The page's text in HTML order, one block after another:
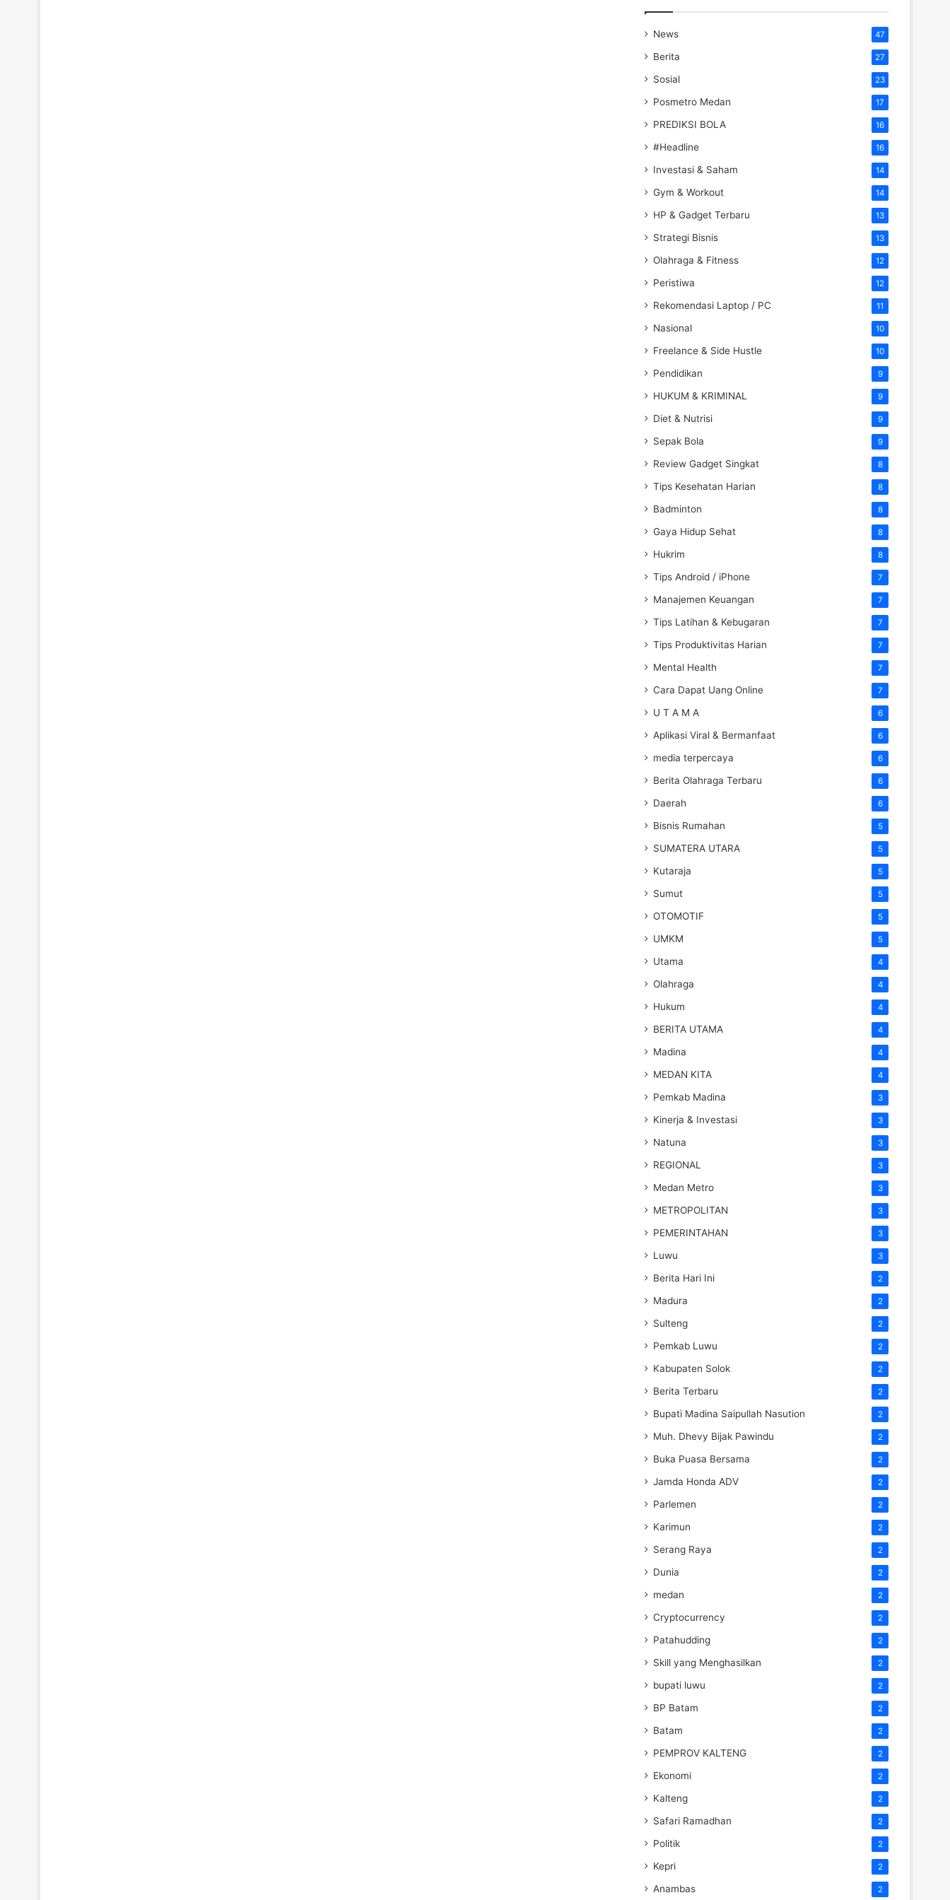
News 47
Berita 27
Sosial 23
Posmetro Medan 17
PREDIKSI BOLA 16
#Headline 16
Investasi & Saham 14
Gym & Workout 14
HP & Gadget Terbaru 13
Strategi Bisnis 13
Olahraga & Fitness 12
Peristiwa 12
Rekomendasi Laptop / PC 11
Nasional 10
Freelance & Side Hustle 10
Pendidikan 9
HUKUM & KRIMINAL 9
Diet & Nutrisi 9
Sepak Bola 9
Review Gadget Singkat 8
Tips Kesehatan Harian 8
Badminton 8
Gaya Hidup Sehat 8
Hukrim 8
Tips Android / iPhone 7
Manajemen Keuangan 7
Tips Latihan & Kebugaran 7
Tips Produktivitas Harian 7
Mental Health 7
Cara Dapat Uang Online 7
U T A M A 6
Aplikasi Viral & Bermanfaat 6
media terpercaya 6
Berita Olahraga Terbaru 6
Daerah 6
Bisnis Rumahan 5
SUMATERA UTARA 5
Kutaraja 5
Sumut 5
OTOMOTIF 5
UMKM 5
Utama 4
Olahraga 4
Hukum 4
BERITA UTAMA 4
Madina 4
MEDAN KITA 4
Pemkab Madina 3
Kinerja & Investasi 3
Natuna 3
REGIONAL 3
Medan Metro 3
METROPOLITAN 3
PEMERINTAHAN 3
Luwu 3
Berita Hari Ini 2
Madura 2
Sulteng 2
Pemkab Luwu 2
Kabupaten Solok 2
Berita Terbaru 2
Bupati Madina Saipullah Nasution 2
Muh. Dhevy Bijak Pawindu 2
Buka Puasa Bersama 2
Jamda Honda ADV 2
Parlemen 2
Karimun 2
Serang Raya 2
Dunia 2
medan 2
Cryptocurrency 2
Patahudding 2
Skill yang Menghasilkan 2
bupati luwu 2
BP Batam 2
Batam 2
PEMPROV KALTENG 2
Ekonomi 2
Kalteng 2
Safari Ramadhan 2
Politik 2
Kepri 2
Anambas 2